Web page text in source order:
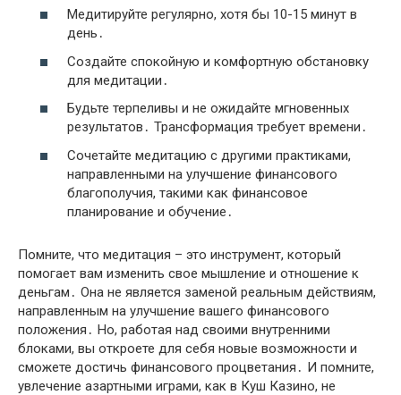
Медитируйте регулярно, хотя бы 10-15 минут в
день․
Создайте спокойную и комфортную обстановку
для медитации․
Будьте терпеливы и не ожидайте мгновенных
результатов․ Трансформация требует времени․
Сочетайте медитацию с другими практиками,
направленными на улучшение финансового
благополучия, такими как финансовое
планирование и обучение․
Помните, что медитация – это инструмент, который
помогает вам изменить свое мышление и отношение к
деньгам․ Она не является заменой реальным действиям,
направленным на улучшение вашего финансового
положения․ Но, работая над своими внутренними
блоками, вы откроете для себя новые возможности и
сможете достичь финансового процветания․ И помните,
увлечение азартными играми, как в Куш Казино, не